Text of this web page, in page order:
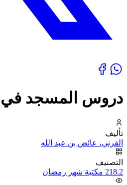
دروس المسجد
تأليف
القرني، عائض بن عبد الله
التصنيف
218.2 مكتبة شهر رمضان